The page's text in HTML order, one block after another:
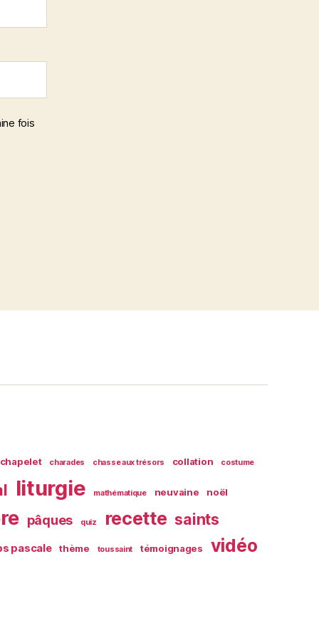
fois
chapelet charades chasse aux trésors collation costume
liturgie mathématique neuvaine noël
pâques quiz recette saints
pascale thème toussaint témoignages vidéo